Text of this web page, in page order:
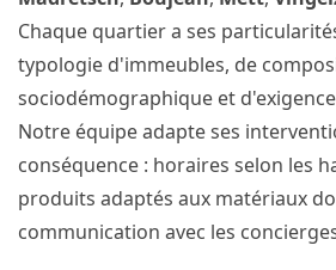
Chaque quartier a ses
typologie d'immeubles, de
sociodémographique et
Notre équipe adapte ses
conséquence : horaires selon les
produits adaptés aux matériaux
communication avec les